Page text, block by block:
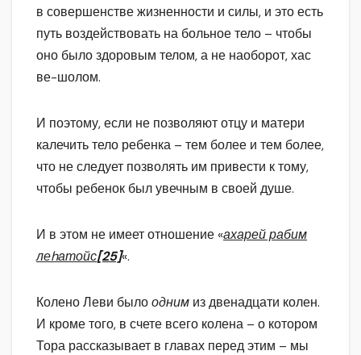
в совершенстве жизненности и силы, и это есть
путь воздействовать на больное тело – чтобы
оно было здоровым телом, а не наоборот, хас
ве-шолом.
И поэтому, если не позволяют отцу и матери
калечить тело ребенка – тем более и тем более,
что не следует позволять им привести к тому,
чтобы ребенок был увечным в своей душе.
И в этом не имеет отношение «ахарей рабим
леhатойс[25]«.
Колено Леви былоодним из двенадцати колен.
И кроме того, в счете всего колена – о котором
Тора рассказывает в главах перед этим – мы